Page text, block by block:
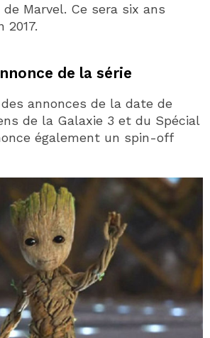
Marvel. Ce sera six ans
2017.
de la série
annonces de la date de
de la Galaxie 3 et du Spécial
également un spin-off